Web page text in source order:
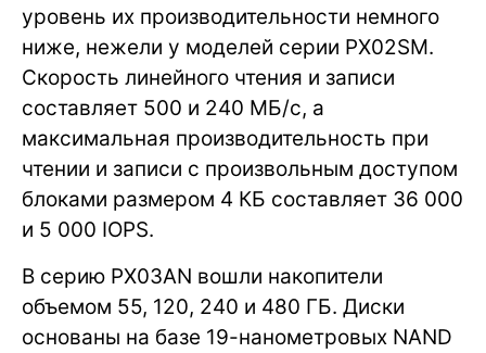
уровень их производительности немного
ниже, нежели у моделей серии PX02SM.
Скорость линейного чтения и записи
составляет 500 и 240 МБ/с, а
максимальная производительность при
чтении и записи с произвольным доступом
блоками размером 4 КБ составляет 36 000
и 5 000 IOPS.
В серию PX03AN вошли накопители
объемом 55, 120, 240 и 480 ГБ. Диски
основаны на базе 19-нанометровых NAND